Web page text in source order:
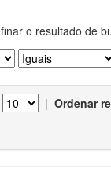
o resultado de
| Ordenar